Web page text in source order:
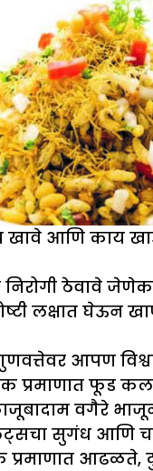
खावे आणि काय
ठेवावे
लक्षात घेऊन
गुणवत्तेवर आपण
फूड कलर
वगैरे
सुगंध आणि
आढळते,